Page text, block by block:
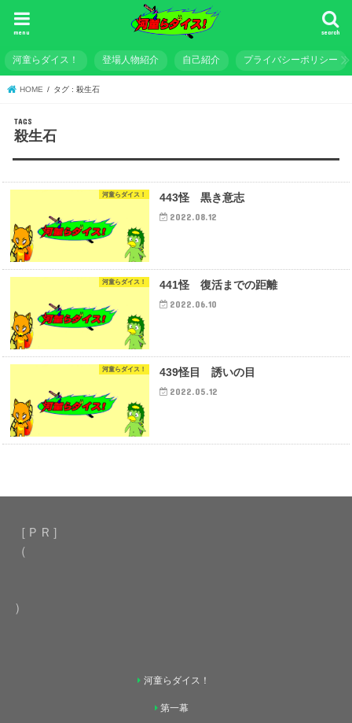
search
menu
河童らダイス！ 登場人物紹介 自己紹介 プライバシーポリシー
HOME タグ : 殺生石
殺生石
河童らダイス！ 443怪 黒き意志
2022.08.12
河童らダイス！ 441怪 復活までの距離
2022.06.10
河童らダイス！ 439怪目 誘いの目
2022.05.12
［ＰＲ］
（
）
河童らダイス！
第一幕